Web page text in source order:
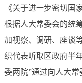
《关于进一步密切国
根据人大常委会的统
加视察、调研、座谈
织代表听取区政府半
委两院”通过向人大